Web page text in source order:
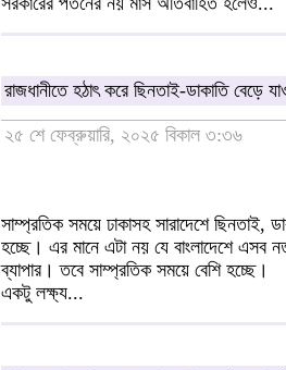
রাজধানীতে হঠাৎ করে ছিনতাই-ডাকাতি বেড়ে
২৫ শে ফেব্রুয়ারি, ২০২৫ বিকাল ৩:৩৬
সাম্প্রতিক সময়ে ঢাকাসহ সারাদেশে ছিনতাই,
হচ্ছে। এর মানে এটা নয় যে বাংলাদেশে
ব্যাপার। তবে সাম্প্রতিক সময়ে বেশি হচ্ছে।
একটু লক্ষ্য...